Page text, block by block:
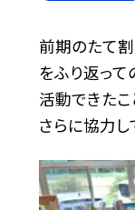
前期のたて
をふり返っ
活動できた
さらに協力し